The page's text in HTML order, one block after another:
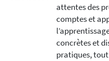
attentes des
comptes et
concrètes et
pratiques,